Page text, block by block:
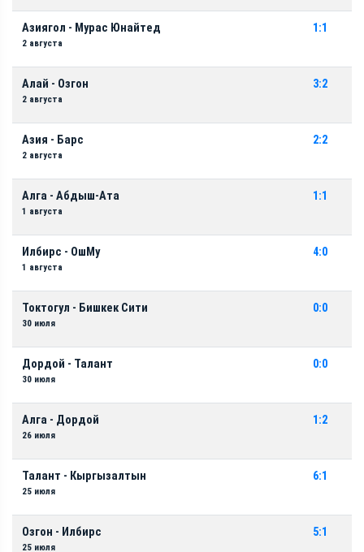
Азиягол - Мурас Юнайтед
2 августа
1:1
Алай - Озгон
2 августа
3:2
Азия - Барс
2 августа
2:2
Алга - Абдыш-Ата
1 августа
1:1
Илбирс - ОшМу
1 августа
4:0
Токтогул - Бишкек Сити
30 июля
0:0
Дордой - Талант
30 июля
0:0
Алга - Дордой
26 июля
1:2
Талант - Кыргызалтын
25 июля
6:1
Озгон - Илбирс
25 июля
5:1